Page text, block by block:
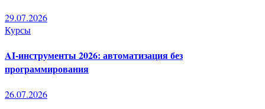
29.07.2026
Курсы
AI-инструменты 2026: автоматизация без
программирования
26.07.2026